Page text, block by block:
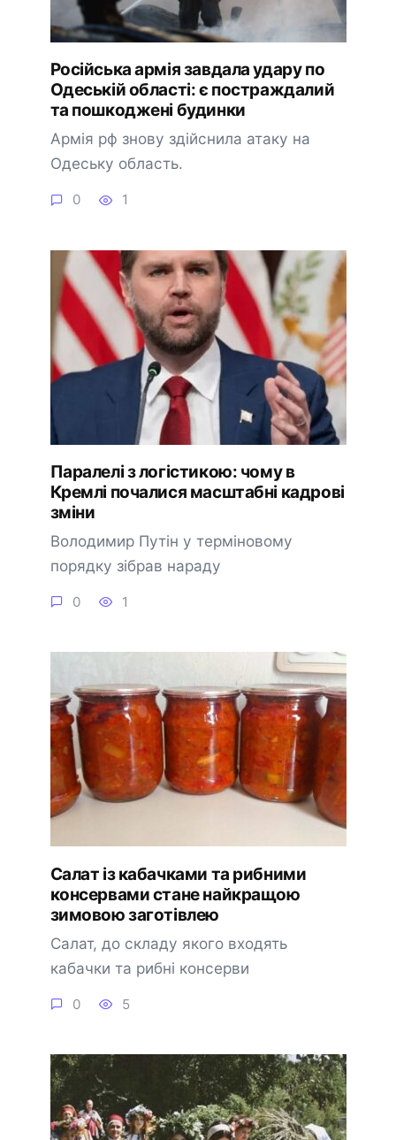
Російська армія завдала удару по
Одеській області: є постраждалий
та пошкоджені будинки
Армія рф знову здійснила атаку на
Одеську область.
0 1
Паралелі з логістикою: чому в
Кремлі почалися масштабні кадрові
зміни
Володимир Путін у терміновому
порядку зібрав нараду
0 1
Салат із кабачками та рибними
консервами стане найкращою
зимовою заготівлею
Салат, до складу якого входять
кабачки та рибні консерви
0 5